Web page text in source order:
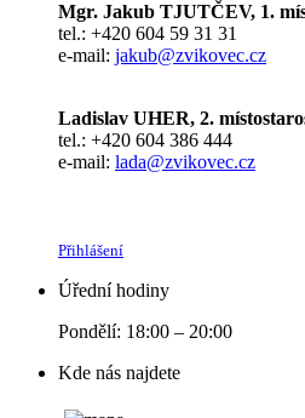
Mgr. Jakub TJUTČEV, 1.
tel.: +420 604 59 31 31
e-mail: jakub@zvikovec.cz
Ladislav UHER, 2.
tel.: +420 604 386 444
e-mail: lada@zvikovec.cz
Přihlášení
Úřední hodiny
Pondělí: 18:00 – 20:00
Kde nás najdete